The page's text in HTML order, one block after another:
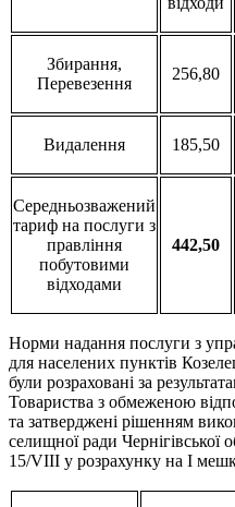
Збирання,
Перевезення
256,80
Видалення 185,50
Середньозважений
тариф на послуги з
правління
побутовими
відходами
442,50
Норми надання послуги з
для населених пунктів
були розраховані за
Товариства з обмеженою
та затверджені рішенням
селищної ради Чернігівської
15/VIII у розрахунку на І